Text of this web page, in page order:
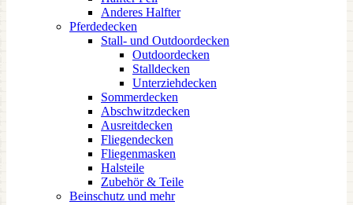
Anderes Halfter
Pferdedecken
Stall- und Outdoordecken
Outdoordecken
Stalldecken
Unterziehdecken
Sommerdecken
Abschwitzdecken
Ausreitdecken
Fliegendecken
Fliegenmasken
Halsteile
Zubehör & Teile
Beinschutz und mehr